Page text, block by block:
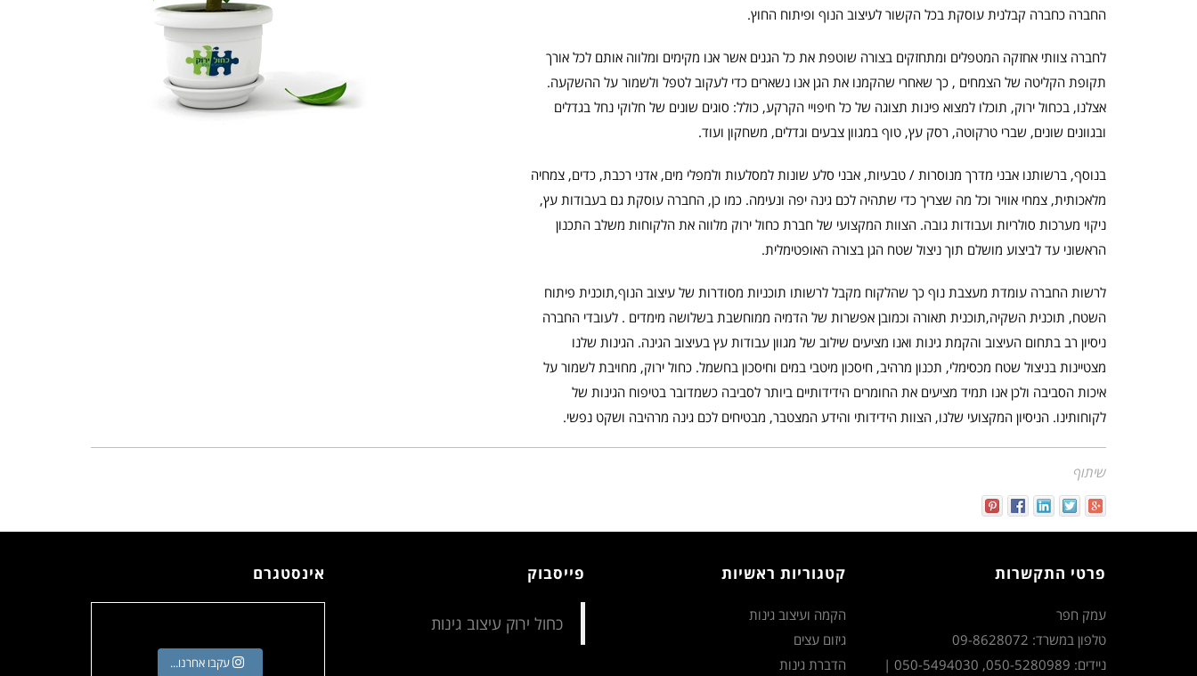
החברה כחברה קבלנית עוסקת בכל הקשור לעיצוב הנוף ופיתוח החוץ.
לחברה צוותי אחזקה המטפלים ומתחזקים בצורה שוטפת את כל הגנים אשר אנו מקימים ומלווה אותם לכל אורך
תקופת הקליטה של הצמחים , כך שאחרי שהקמנו את הגן אנו נשארים כדי לעקוב לטפל ולשמור על ההשקעה.
אצלנו, בכחול ירוק, תוכלו למצוא פינות תצוגה של כל חיפויי הקרקע, כולל: סוגים שונים של חלוקי נחל בגדלים
ובגוונים שונים, שברי טרקוטה, רסק עץ, טוף במגוון צבעים וגדלים, משחקון ועוד.
בנוסף, ברשותנו אבני מדרך מנוסרות / טבעיות, אבני סלע שונות למסלעות ולמפלי מים, אדני רכבת, כדים, צמחיה
מלאכותית, צמחי אוויר וכל מה שצריך כדי שתהיה לכם גינה יפה ונעימה. כמו כן, החברה עוסקת גם בעבודות עץ,
ניקוי מערכות סולריות ועבודות גובה. הצוות המקצועי של חברת כחול ירוק מלווה את הלקוחות משלב התכנון
הראשוני עד לביצוע מושלם תוך ניצול שטח הגן בצורה האופטימלית.
לרשות החברה עומדת מעצבת נוף כך שהלקוח מקבל לרשותו תוכניות מסודרות של עיצוב הנוף,תוכנית פיתוח
השטח, תוכנית השקיה,תוכנית תאורה וכמובן אפשרות של הדמיה ממוחשבת בשלושה מימדים . לעובדי החברה
ניסיון רב בתחום העיצוב והקמת גינות ואנו מציעים שילוב של מגוון עבודות עץ בעיצוב הגינה. הגינות שלנו
מצטיינות בניצול שטח מכסימלי, תכנון מרהיב, חיסכון מיטבי במים וחיסכון בחשמל. כחול ירוק, מחויבת לשמור על
איכות הסביבה ולכן אנו תמיד מציעים את החומרים הידידותיים ביותר לסביבה כשמדובר בטיפוח הגינות של
לקוחותינו. הניסיון המקצועי שלנו, הצוות הידידותי והידע המצטבר, מבטיחים לכם גינה מרהיבה ושקט נפשי.
שיתוף
פרטי התקשרות
עמק חפר
טלפון במשרד: 09-8628072
ניידים: 050-5280989, 050-5494030 |
קטגוריות ראשיות
הקמה ועיצוב גינות
גיזום עצים
הדברת גינות
פייסבוק אינסטגרם
עקבו אחרנו...